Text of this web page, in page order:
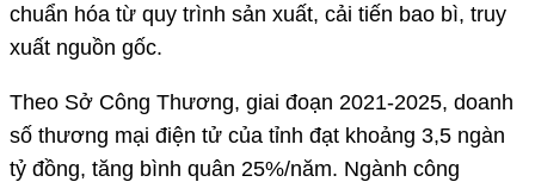
chuẩn hóa từ quy trình sản xuất, cải tiến bao bì, truy
xuất nguồn gốc.
Theo Sở Công Thương, giai đoạn 2021-2025, doanh
số thương mại điện tử của tỉnh đạt khoảng 3,5 ngàn
tỷ đồng, tăng bình quân 25%/năm. Ngành công